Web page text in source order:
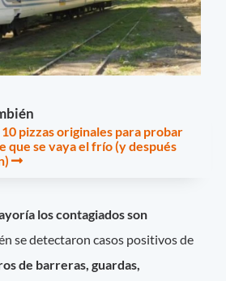
10 pizzas originales para probar
que se vaya el frío (y después
los contagiados son
se detectaron casos positivos de
de barreras, guardas,